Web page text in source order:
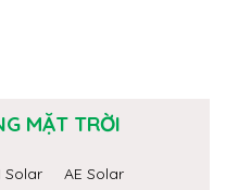
MẶT TRỜI
Solar
AE Solar